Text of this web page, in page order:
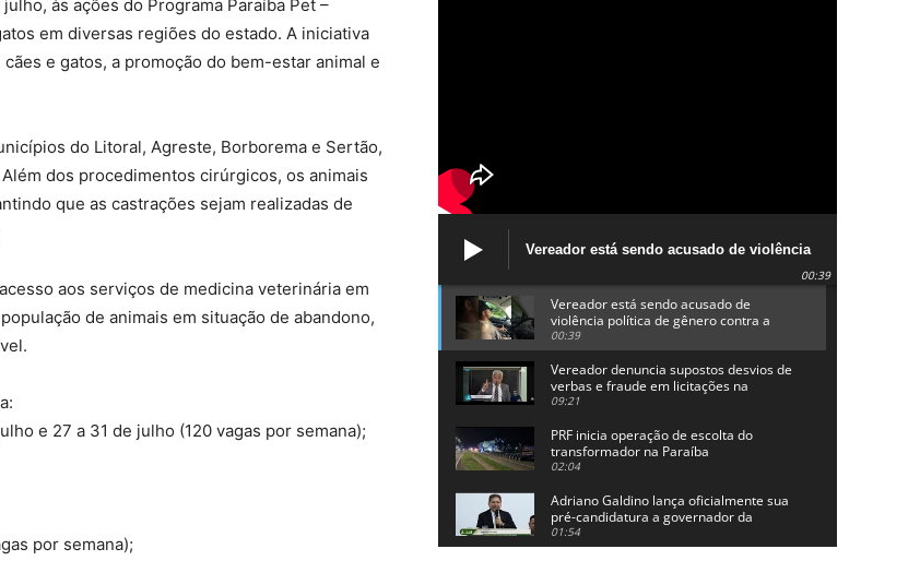
às ações do Programa Paraíba Pet –
em diversas regiões do estado. A iniciativa
e gatos, a promoção do bem-estar animal e
do Litoral, Agreste, Borborema e Sertão,
dos procedimentos cirúrgicos, os animais
que as castrações sejam realizadas de
aos serviços de medicina veterinária em
de animais em situação de abandono,
e 27 a 31 de julho (120 vagas por semana);
por semana);
Vereador está sendo acusado de violência
política de gênero contra a prefeita Lucinha
00:39
Vereador está sendo acusado de
violência política de gênero contra a
prefeita Lucinha da Saúde
00:39
Vereador denuncia supostos desvios de
verbas e fraude em licitações na
Prefeitura de Alhandra
09:21
PRF inicia operação de escolta do
transformador na Paraíba
02:04
Adriano Galdino lança oficialmente sua
pré-candidatura a governador da
Paraíba
01:54